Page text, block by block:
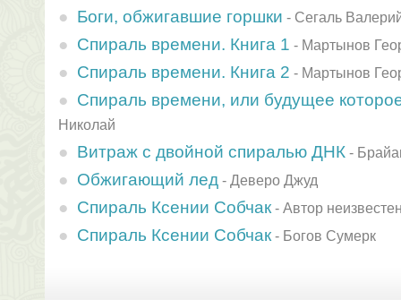
Боги, обжигавшие горшки - Сегаль
Спираль времени. Книга 1 - Мартынов
Спираль времени. Книга 2 - Мартынов
Спираль времени, или будущее
Николай
Витраж с двойной спиралью ДНК -
Обжигающий лед - Деверо Джуд
Спираль Ксении Собчак - Автор
Спираль Ксении Собчак - Богов Сумерк